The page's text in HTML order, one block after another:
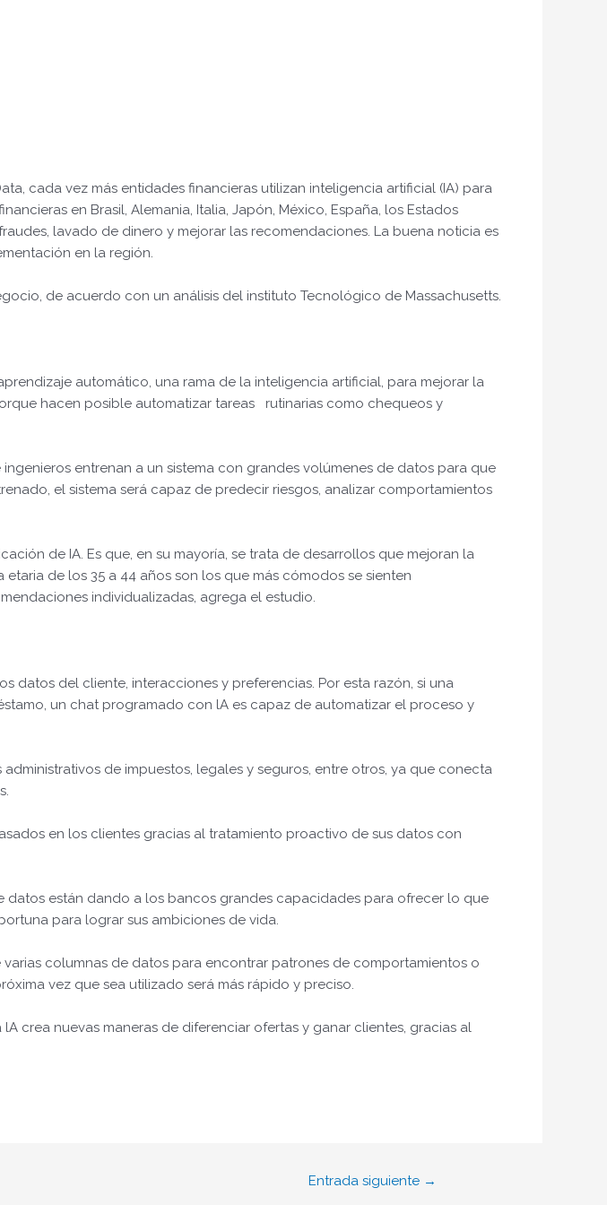
cada vez más entidades financieras utilizan inteligencia artificial (IA) para
en Brasil, Alemania, Italia, Japón, México, España, los Estados
lavado de dinero y mejorar las recomendaciones. La buena noticia es
en la región.
de acuerdo con un análisis del instituto Tecnológico de Massachusetts.
automático, una rama de la inteligencia artificial, para mejorar la
hacen posible automatizar tareas rutinarias como chequeos y
entrenan a un sistema con grandes volúmenes de datos para que
el sistema será capaz de predecir riesgos, analizar comportamientos
de IA. Es que, en su mayoría, se trata de desarrollos que mejoran la
de los 35 a 44 años son los que más cómodos se sienten
individualizadas, agrega el estudio.
datos del cliente, interacciones y preferencias. Por esta razón, si una
un chat programado con lA es capaz de automatizar el proceso y
de impuestos, legales y seguros, entre otros, ya que conecta
en los clientes gracias al tratamiento proactivo de sus datos con
están dando a los bancos grandes capacidades para ofrecer lo que
para lograr sus ambiciones de vida.
columnas de datos para encontrar patrones de comportamientos o
vez que sea utilizado será más rápido y preciso.
crea nuevas maneras de diferenciar ofertas y ganar clientes, gracias al
Entrada siguiente →